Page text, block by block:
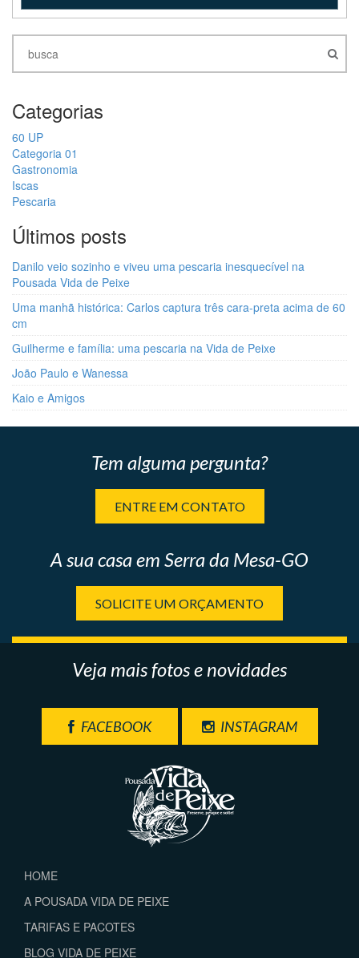
Categorias
60 UP
Categoria 01
Gastronomia
Iscas
Pescaria
Últimos posts
Danilo veio sozinho e viveu uma pescaria inesquecível na
Pousada Vida de Peixe
Uma manhã histórica: Carlos captura três cara-preta acima de 60
cm
Guilherme e família: uma pescaria na Vida de Peixe
João Paulo e Wanessa
Kaio e Amigos
Tem alguma pergunta?
ENTRE EM CONTATO
A sua casa em Serra da Mesa-GO
SOLICITE UM ORÇAMENTO
Veja mais fotos e novidades
FACEBOOK INSTAGRAM
HOME
A POUSADA VIDA DE PEIXE
TARIFAS E PACOTES
BLOG VIDA DE PEIXE